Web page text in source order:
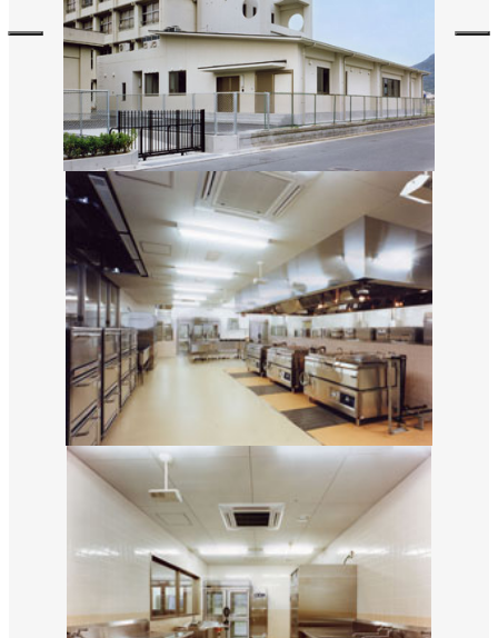
採用情報
社員インタビュー
数字から見える松吉建設
福利厚生
募集要項・応募フォーム
インフォメーション
お問い合わせ
サイトマップ
個人情報のお取り扱いについて
お電話でのお問い合わせ
TEL.092-323-3960
受付／8:30〜17:00 (土・日・祝休み)
SNS